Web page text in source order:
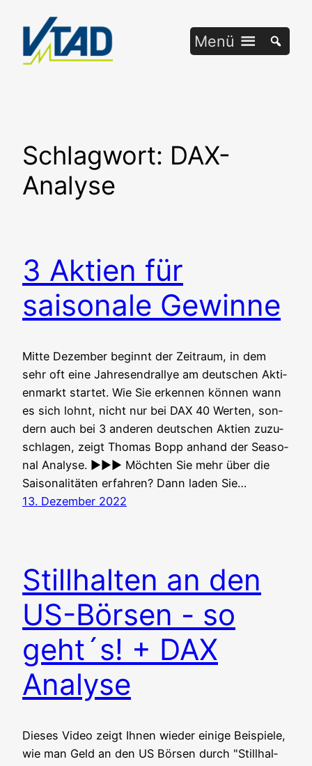
springen
Menü
Schlagwort: DAX-
Analyse
3 Aktien für
saisonale Gewinne
Mit­te Dezem­ber beginnt der Zeit­raum, in dem
sehr oft eine Jah­res­end­ral­lye am deut­schen Akti­
en­markt star­tet. Wie Sie erken­nen kön­nen wann
es sich lohnt, nicht nur bei DAX 40 Wer­ten, son­
dern auch bei 3 ande­ren deut­schen Akti­en zuzu­
schla­gen, zeigt Tho­mas Bopp anhand der Sea­so­
nal Ana­ly­se. ►►► Möch­ten Sie mehr über die
Sai­so­na­li­tä­ten erfah­ren? Dann laden Sie…
13. Dezember 2022
Stillhalten an den
US-Börsen - so
geht´s! + DAX
Analyse
Die­ses Video zeigt Ihnen wie­der eini­ge Bei­spie­le,
wie man Geld an den US Bör­sen durch "Still­hal­